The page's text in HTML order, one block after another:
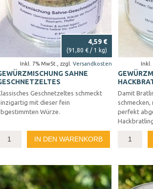
4,59 €
Inkl. 7% MwSt. zzgl. Versandkosten
(91,80 € / 1 kg)
SAHNE
Geschnetzeltes schmeckt
mit dieser fein
Würze.
IN DEN WARENKORB
Inkl.
Damit
schmecken,
perfekt